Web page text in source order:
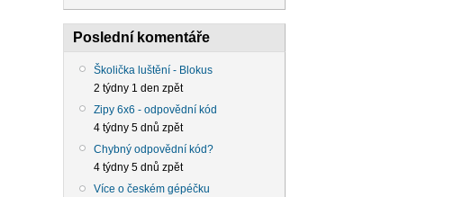
Poslední komentáře
Školička luštění - Blokus
2 týdny 1 den zpět
Zipy 6x6 - odpovědní kód
4 týdny 5 dnů zpět
Chybný odpovědní kód?
4 týdny 5 dnů zpět
Více o českém gépéčku